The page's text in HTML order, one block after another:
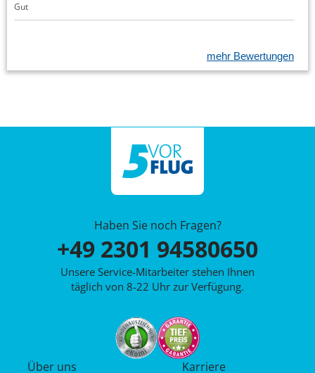
Gut
mehr Bewertungen
Haben Sie noch Fragen?
+49 2301 94580650
Unsere Service-Mitarbeiter stehen Ihnen
täglich von 8-22 Uhr zur Verfügung.
Über uns Karriere